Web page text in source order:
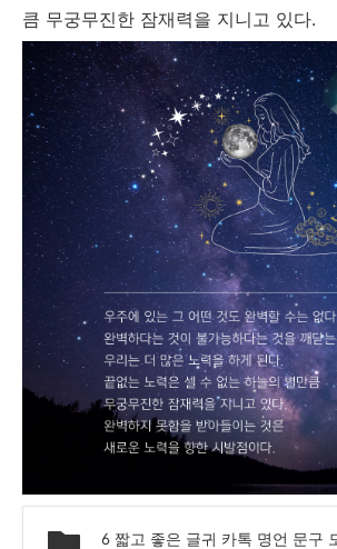
큼 무궁무진한 잠재력을 지니고 있다.